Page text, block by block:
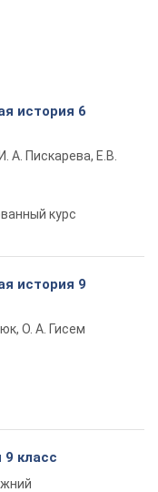
история 6
А. Пискарева, Е.В.
курс
история 9
О. А. Гисем
9 класс